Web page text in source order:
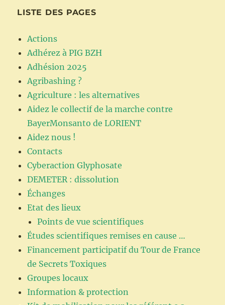
LISTE DES PAGES
Actions
Adhérez à PIG BZH
Adhésion 2025
Agribashing ?
Agriculture : les alternatives
Aidez le collectif de la marche contre
BayerMonsanto de LORIENT
Aidez nous !
Contacts
Cyberaction Glyphosate
DEMETER : dissolution
Échanges
Etat des lieux
Points de vue scientifiques
Études scientifiques remises en cause …
Financement participatif du Tour de France
de Secrets Toxiques
Groupes locaux
Information & protection